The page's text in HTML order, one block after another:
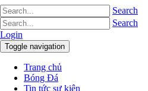
Search
Search
Login
Toggle navigation
Trang chủ
Bóng Đá
Tin tức sự kiện